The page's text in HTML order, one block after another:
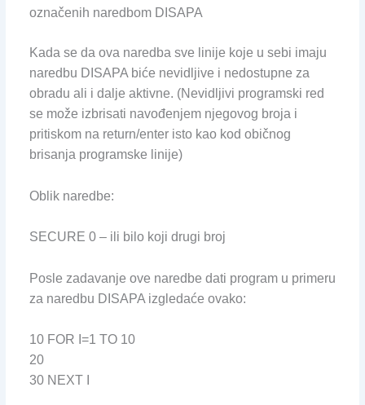
označenih naredbom DISAPA
Kada se da ova naredba sve linije koje u sebi imaju
naredbu DISAPA biće nevidljive i nedostupne za
obradu ali i dalje aktivne. (Nevidljivi programski red
se može izbrisati navođenjem njegovog broja i
pritiskom na return/enter isto kao kod običnog
brisanja programske linije)
Oblik naredbe:
SECURE 0 – ili bilo koji drugi broj
Posle zadavanje ove naredbe dati program u primeru
za naredbu DISAPA izgledaće ovako:
10 FOR I=1 TO 10
20
30 NEXT I